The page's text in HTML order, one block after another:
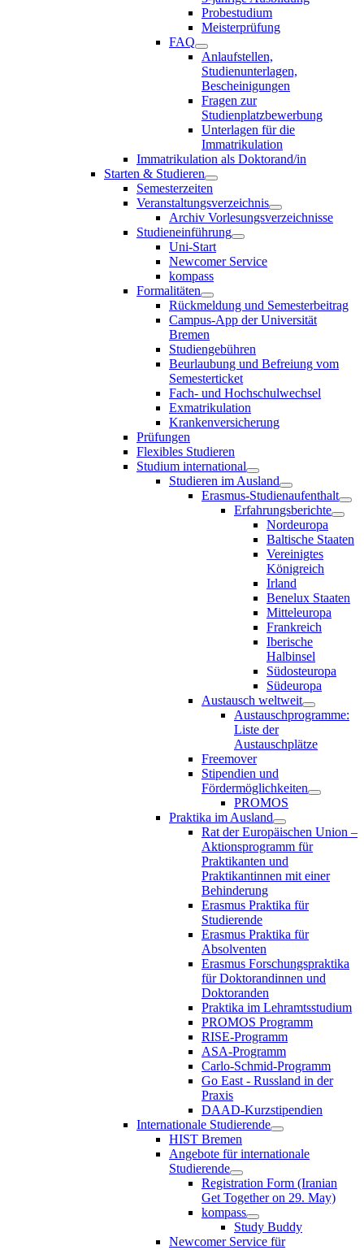
Probestudium
Meisterprüfung
FAQ
Anlaufstellen,
Studienunterlagen,
Bescheinigungen
Fragen zur
Studienplatzbewerbung
Unterlagen für die
Immatrikulation
Immatrikulation als Doktorand/in
Starten & Studieren
Semesterzeiten
Veranstaltungsverzeichnis
Archiv Vorlesungsverzeichnisse
Studieneinführung
Uni-Start
Newcomer Service
kompass
Formalitäten
Rückmeldung und Semesterbeitrag
Campus-App der Universität
Bremen
Studiengebühren
Beurlaubung und Befreiung vom
Semesterticket
Fach- und Hochschulwechsel
Exmatrikulation
Krankenversicherung
Prüfungen
Flexibles Studieren
Studium international
Studieren im Ausland
Erasmus-Studienaufenthalt
Erfahrungsberichte
Nordeuropa
Baltische Staaten
Vereinigtes
Königreich
Irland
Benelux Staaten
Mitteleuropa
Frankreich
Iberische
Halbinsel
Südosteuropa
Südeuropa
Austausch weltweit
Austauschprogramme:
Liste der
Austauschplätze
Freemover
Stipendien und
Fördermöglichkeiten
PROMOS
Praktika im Ausland
Rat der Europäischen Union –
Aktionsprogramm für
Praktikanten und
Praktikantinnen mit einer
Behinderung
Erasmus Praktika für
Studierende
Erasmus Praktika für
Absolventen
Erasmus Forschungspraktika
für Doktorandinnen und
Doktoranden
Praktika im Lehramtsstudium
PROMOS Programm
RISE-Programm
ASA-Programm
Carlo-Schmid-Programm
Go East - Russland in der
Praxis
DAAD-Kurzstipendien
Internationale Studierende
HIST Bremen
Angebote für internationale
Studierende
Registration Form (Iranian
Get Together on 29. May)
kompass
Study Buddy
Newcomer Service für